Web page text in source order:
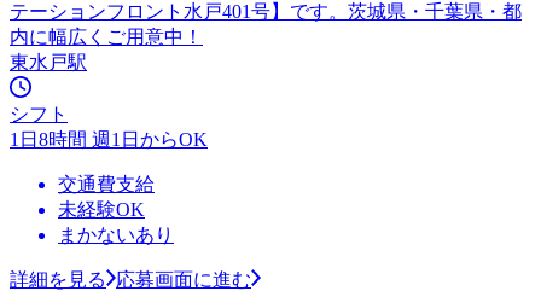
テーションフロント水戸401号】です。茨城県・千葉県・都
内に幅広くご用意中！
東水戸駅
シフト
1日8時間 週1日からOK
交通費支給
未経験OK
まかないあり
詳細を見る 応募画面に進む